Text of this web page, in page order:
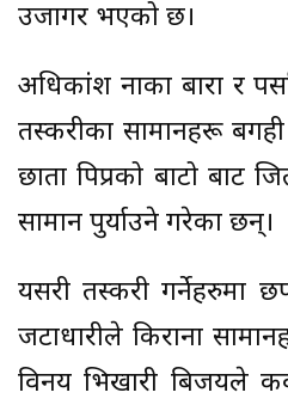
उजागर भएको छ।
अधिकांश नाका बारा र
तस्करीका सामानहरू बगही
छाता पिप्रको बाटो बाट
सामान पुर्याउने गरेका छन्।
यसरी तस्करी गर्नेहरुमा
जटाधारीले किराना
विनय भिखारी बिजयले